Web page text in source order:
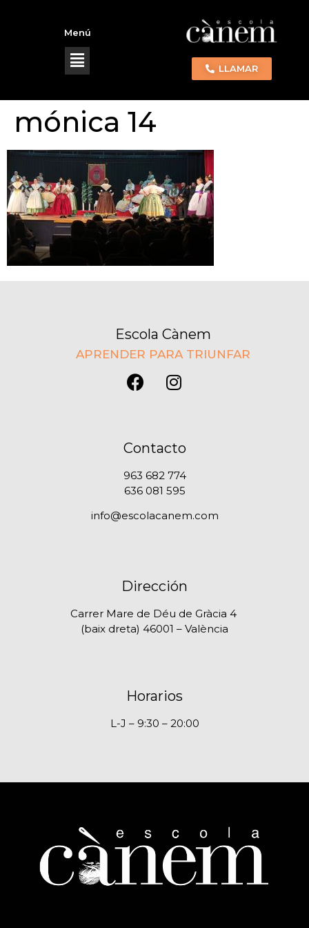
Menú
LLAMAR
mónica 14
Escola Cànem
APRENDER PARA TRIUNFAR
Contacto
963 682 774
636 081 595
info@escolacanem.com
Dirección
Carrer Mare de Déu de Gràcia 4
(baix dreta) 46001 – València
Horarios
L-J – 9:30 – 20:00